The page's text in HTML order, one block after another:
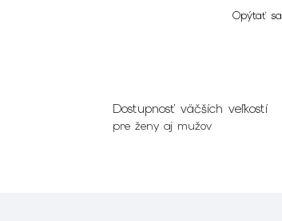
Opýtať sa
Dostupnosť väčších veľkostí
pre ženy aj mužov